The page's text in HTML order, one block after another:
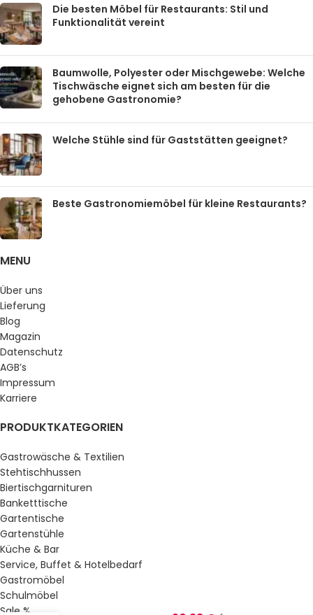
Die besten Möbel für Restaurants: Stil und
Funktionalität vereint
Baumwolle, Polyester oder Mischgewebe: Welche
Tischwäsche eignet sich am besten für die
gehobene Gastronomie?
Welche Stühle sind für Gaststätten geeignet?
Beste Gastronomiemöbel für kleine Restaurants?
MENU
Über uns
Lieferung
Blog
Magazin
Datenschutz
AGB’s
Impressum
Karriere
PRODUKTKATEGORIEN
Gastrowäsche & Textilien
Stehtischhussen
Biertischgarnituren
Banketttische
Gartentische
Gartenstühle
Küche & Bar
Service, Buffet & Hotelbedarf
Gastromöbel
Schulmöbel
Sale %